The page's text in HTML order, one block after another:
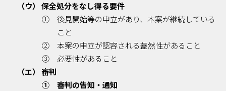
（ウ） 保全処分をなし得る要件
① 後見開始等の申立があり、本案が継続している
こと
② 本案の申立が認容される蓋然性があること
③ 必要性があること
（エ） 審判
① 審判の告知・通知